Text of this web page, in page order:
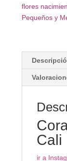
flores
Pequeños y
Cali
ir a